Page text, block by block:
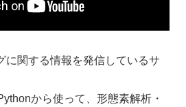
に関する情報を発信しているサ
から使って、形態素解析・